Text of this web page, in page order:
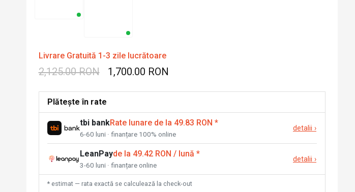
Livrare Gratuită 1-3 zile lucrătoare
2,125.00 RON 1,700.00 RON
Plătește în rate
tbi bankRate lunare de la 49.83 RON *
6-60 luni · finanțare 100% online
detalii ›
LeanPayde la 49.42 RON / lună *
3-60 luni · finanțare online
detalii ›
* estimat — rata exactă se calculează la check-out